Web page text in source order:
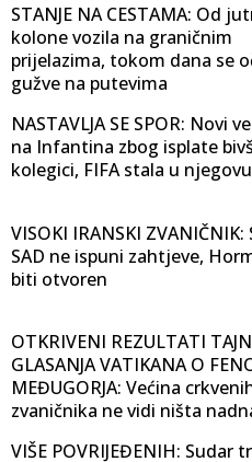
STANJE NA CESTAMA: Od
kolone vozila na graničnim
prijelazima, tokom dana se
gužve na putevima
NASTAVLJA SE SPOR: Novi
na Infantina zbog isplate
kolegici, FIFA stala u
VISOKI IRANSKI ZVANIČNIK:
SAD ne ispuni zahtjeve,
biti otvoren
OTKRIVENI REZULTATI
GLASANJA VATIKANA O
MEĐUGORJA: Većina
zvaničnika ne vidi ništa
VIŠE POVRIJEĐENIH: Sudar